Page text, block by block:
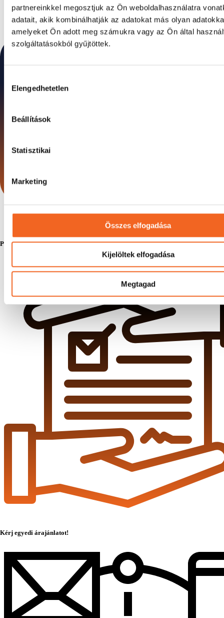
partnereinkkel megosztjuk az Ön weboldalhasználatra
adatait, akik kombinálhatják az adatokat más olyan
amelyeket Ön adott meg számukra vagy az Ön által
szolgáltatásokból gyűjtöttek.
kiválasztása
Elengedhetetlen
Beállítások
Statisztikai
Marketing
Összes elfogadása
Kijelöltek elfogadása
Megtagad
Próbáld ki a webshopot!
Kérj egyedi árajánlatot!